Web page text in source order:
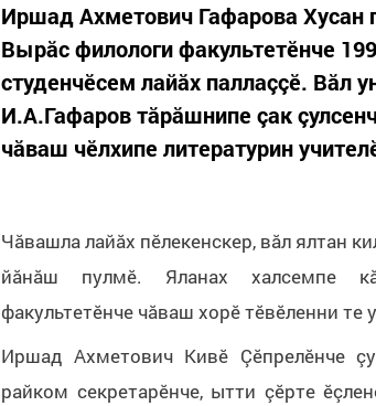
Иршад Ахметович Гафарова Хусан
Вырăс филологи факультетӗнче
студенчӗсем лайăх паллаççӗ. Вăл
И.А.Гафаров тăрăшнипе çак
чăваш чӗлхипе литературин
Чăвашла лайăх пӗлекенскер, вăл ялтан
йăнăш пулмӗ. Яланах халсемпе
факультетӗнче чăваш хорӗ тӗвӗленни те
Иршад Ахметович Кивӗ Çӗпрелӗнче
райком секретарӗнче, ытти çӗрте